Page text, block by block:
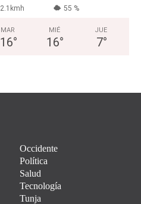
2.1kmh 55 %
MAR
16°
MIÉ
16°
JUE
7°
Occidente
Política
Salud
Tecnología
Tunja